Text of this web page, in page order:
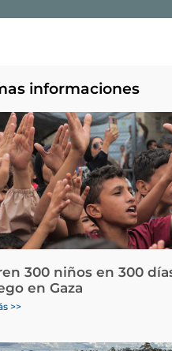
informaciones
300 niños en 300
en Gaza
>>